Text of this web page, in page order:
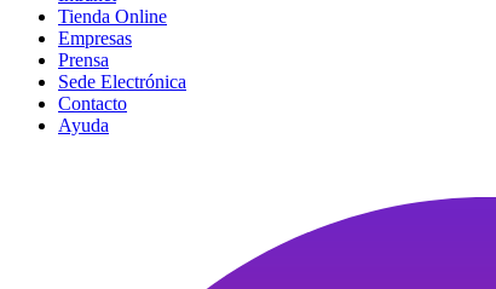
Tienda Online
Empresas
Prensa
Sede Electrónica
Contacto
Ayuda